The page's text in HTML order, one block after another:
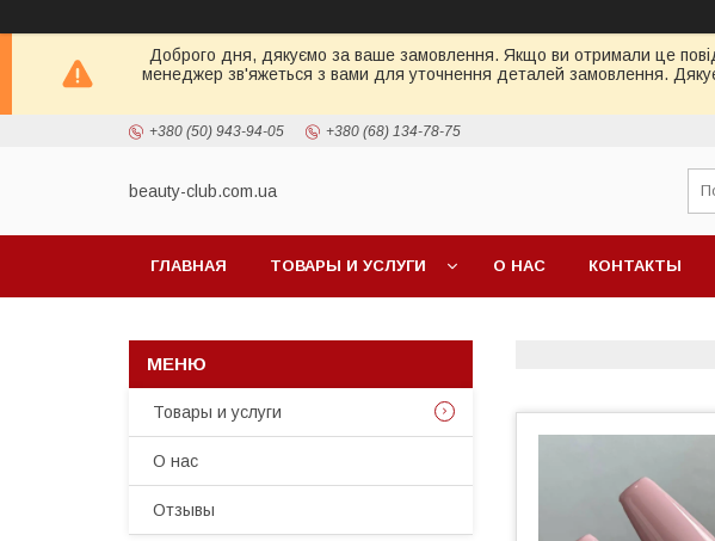
Доброго дня, дякуємо за ваше замовлення. Якщо ви отримали це
менеджер зв'яжеться з вами для уточнення деталей замовлення.
+380 (50) 943-94-05 +380 (68) 134-78-75
beauty-club.com.ua
ГЛАВНАЯ ТОВАРЫ И УСЛУГИ О НАС КОНТАКТЫ
Товары и услуги
О нас
Отзывы